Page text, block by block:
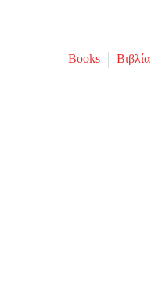
Books Βιβλία